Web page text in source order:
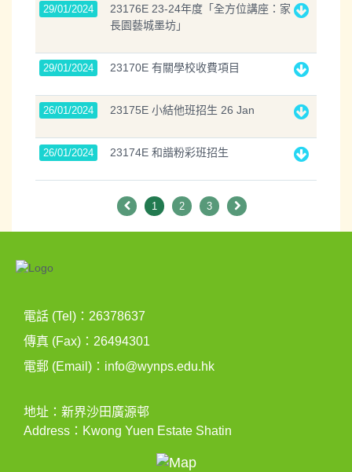
29/01/2024
23176E 23-24年度「全方位講座：家
長園藝城墨坊」
29/01/2024 23170E 有關學校收費項目
26/01/2024 23175E 小結他班招生 26 Jan
26/01/2024 23174E 和諧粉彩班招生
1 2 3
電話 (Tel)：26378637
傳真 (Fax)：26494301
電郵 (Email)： info@wynps.edu.hk
地址：新界沙田廣源邨
Address：Kwong Yuen Estate Shatin